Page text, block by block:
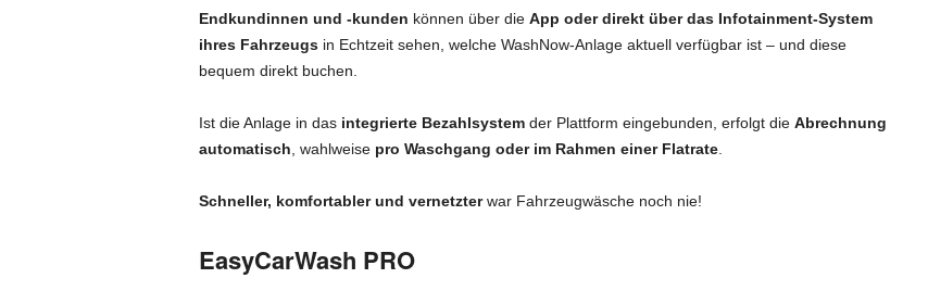
Endkundinnen und -kunden können über die App oder direkt über das Infotainment-System
ihres Fahrzeugsin Echtzeit sehen, welche WashNow-Anlage aktuell verfügbar ist – und diese
bequem direkt buchen.
Ist die Anlage in das integrierte Bezahlsystemder Plattform eingebunden, erfolgt die Abrechnung
automatisch , wahlweise pro Waschgang oder im Rahmen einer Flatrate.
Schneller, komfortabler und vernetzterwar Fahrzeugwäsche noch nie!
EasyCarWash PRO